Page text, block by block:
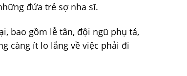
đứa trẻ sợ nha sĩ.
bao gồm lễ tân, đội ngũ phụ tá,
càng ít lo lắng về việc phải đi